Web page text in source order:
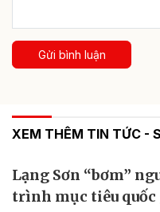
Gửi bình luận
XEM THÊM TIN TỨC -
Lạng Sơn “bơm”
trình mục tiêu quốc